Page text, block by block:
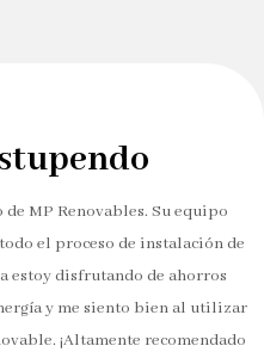
MP Renovables. Su equipo
el proceso de instalación de
estoy disfrutando de ahorros
y me siento bien al utilizar
¡Altamente recomendado